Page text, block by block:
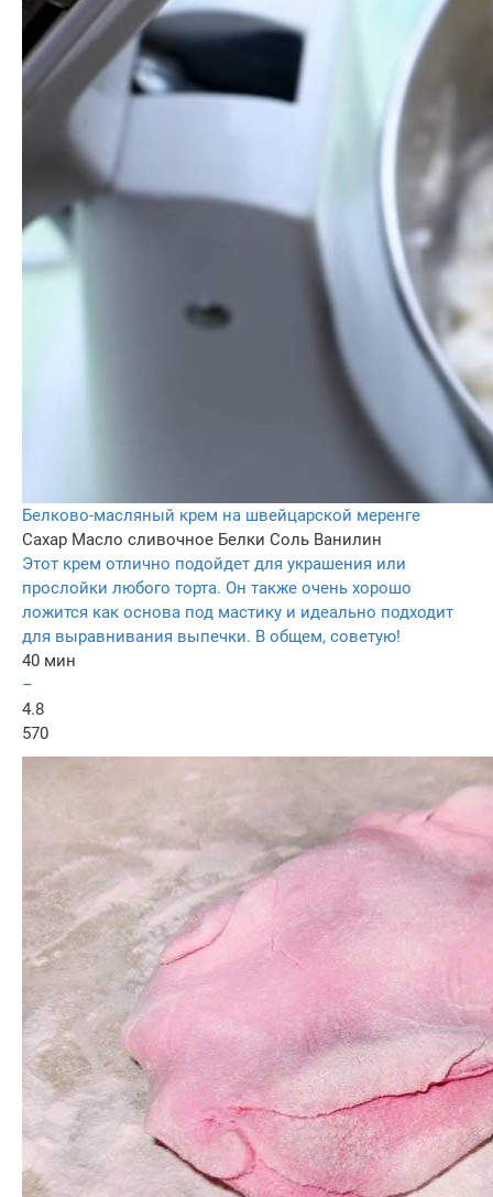
Белково-масляный крем на швейцарской меренге
Сахар Масло сливочное Белки Соль Ванилин
Этот крем отлично подойдет для украшения или
прослойки любого торта. Он также очень хорошо
ложится как основа под мастику и идеально подходит
для выравнивания выпечки. В общем, советую!
40 мин
–
4.8
570